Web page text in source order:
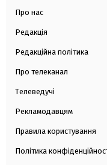
Про нас
Редакція
Редакційна політика
Про телеканал
Телеведучі
Рекламодавцям
Правила користування
Політика